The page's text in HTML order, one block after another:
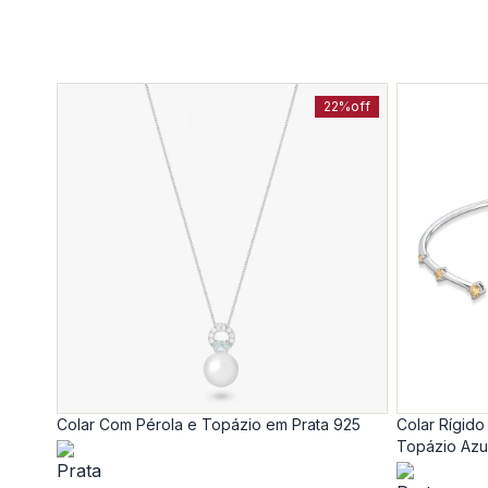
22%off
Colar Com Pérola e Topázio em Prata 925
Colar
Topázio